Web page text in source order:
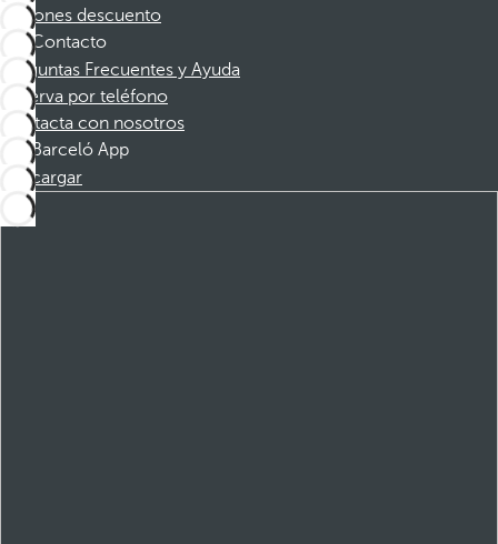
Cupones descuento
Contacto
Preguntas Frecuentes y Ayuda
Reserva por teléfono
Contacta con nosotros
Barceló App
Descargar